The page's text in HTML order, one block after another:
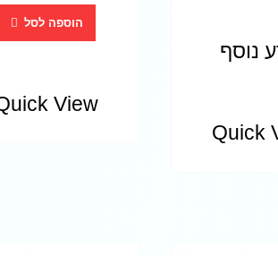
נוסף
Quick
הוספה לסל
View